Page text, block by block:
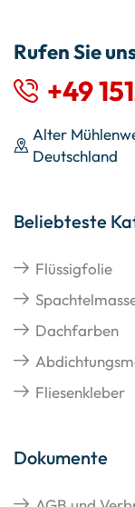
Rufen Sie
+49
Alter
Deutschland
Beliebteste
Flüssigfolie
Dachfarben
Fliesenkleber
Dokumente